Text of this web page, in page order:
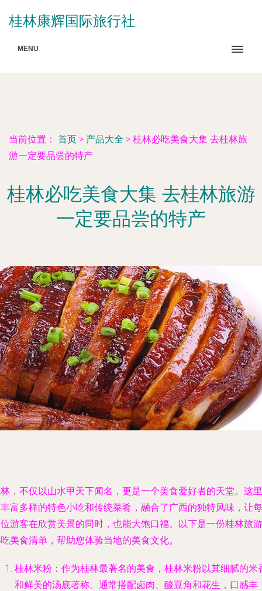
桂林康辉国际旅行社
MENU
当前位置： 首页 > 产品大全 > 桂林必吃美食大集 去桂林旅
游一定要品尝的特产
桂林必吃美食大集 去桂林旅游
一定要品尝的特产
，不仅以山水甲天下闻名，更是一个美食爱好者的天堂。这里
富多样的特色小吃和传统菜肴，融合了广西的独特风味，让每
游客在欣赏美景的同时，也能大饱口福。以下是一份桂林旅游
美食清单，帮助您体验当地的美食文化。
桂林米粉 ：作为桂林最著名的美食，桂林米粉以其细腻的米
和鲜美的汤底著称。通常搭配卤肉、酸豆角和花生，口感丰